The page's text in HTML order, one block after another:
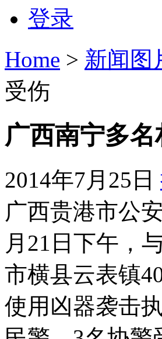
登录
Home > 新闻图
受伤
广西南宁多
2014年7月25日
广西贵港市公
月21日下午，
市横县云表镇
使用凶器袭击